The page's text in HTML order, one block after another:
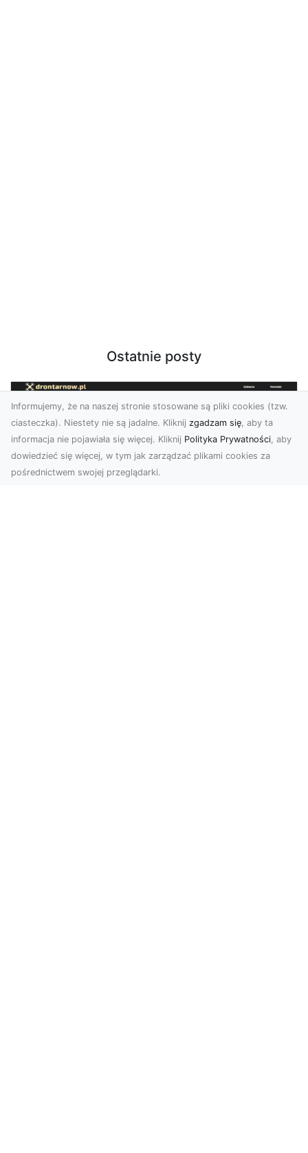
Ostatnie posty
Informujemy, że na naszej stronie stosowane są pliki cookies (tzw.
ciasteczka). Niestety nie są jadalne. Kliknij zgadzam się, aby ta
informacja nie pojawiała się więcej. Kliknij Polityka Prywatności, aby
dowiedzieć się więcej, w tym jak zarządzać plikami cookies za
pośrednictwem swojej przeglądarki.